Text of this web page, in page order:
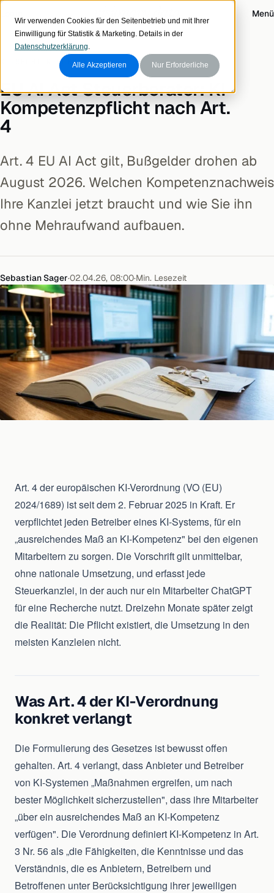
Wir verwenden Cookies für den Seitenbetrieb und mit Ihrer
Einwilligung für Statistik & Marketing. Details in der
Datenschutzerklärung.
Alle Akzeptieren Nur Erforderliche
Menü
KI-RECHT & COMPLIANCE
EU AI Act Steuerberater: KI-
Kompetenzpflicht nach Art.
4
Art. 4 EU AI Act gilt, Bußgelder drohen ab
August 2026. Welchen Kompetenznachweis
Ihre Kanzlei jetzt braucht und wie Sie ihn
ohne Mehraufwand aufbauen.
Sebastian Sager·02.04.26, 08:00·Min. Lesezeit
Art. 4 der europäischen KI-Verordnung (VO (EU)
2024/1689) ist seit dem 2. Februar 2025 in Kraft. Er
verpflichtet jeden Betreiber eines KI-Systems, für ein
„ausreichendes Maß an KI-Kompetenz" bei den eigenen
Mitarbeitern zu sorgen. Die Vorschrift gilt unmittelbar,
ohne nationale Umsetzung, und erfasst jede
Steuerkanzlei, in der auch nur ein Mitarbeiter ChatGPT
für eine Recherche nutzt. Dreizehn Monate später zeigt
die Realität: Die Pflicht existiert, die Umsetzung in den
meisten Kanzleien nicht.
Was Art. 4 der KI-Verordnung
konkret verlangt
Die Formulierung des Gesetzes ist bewusst offen
gehalten. Art. 4 verlangt, dass Anbieter und Betreiber
von KI-Systemen „Maßnahmen ergreifen, um nach
bester Möglichkeit sicherzustellen", dass ihre Mitarbeiter
„über ein ausreichendes Maß an KI-Kompetenz
verfügen". Die Verordnung definiert KI-Kompetenz in Art.
3 Nr. 56 als „die Fähigkeiten, die Kenntnisse und das
Verständnis, die es Anbietern, Betreibern und
Betroffenen unter Berücksichtigung ihrer jeweiligen